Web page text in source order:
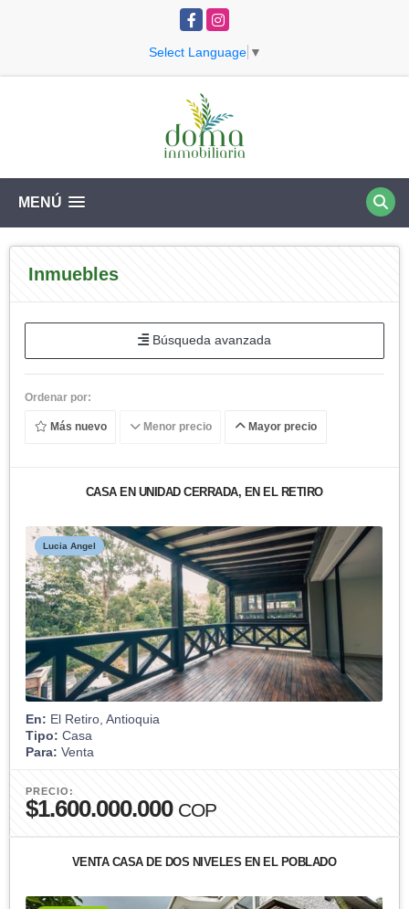
FacebookInstagram
Select Language ▼
MENÚ
Inmuebles
Búsqueda avanzada
Ordenar por:
Más nuevo Menor precio Mayor precio
CASA EN UNIDAD CERRADA, EN EL RETIRO
Lucia Angel
En: El Retiro, Antioquia
Tipo: Casa
Para: Venta
PRECIO:
$1.600.000.000 COP
VENTA CASA DE DOS NIVELES EN EL POBLADO